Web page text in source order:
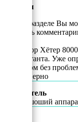
Отзывы
В этом разделе Вы
почитать
Генератор Хётер
консультанта. Уже
Тянет дом без
всех наверно
Покупатель
Да, хоршоший